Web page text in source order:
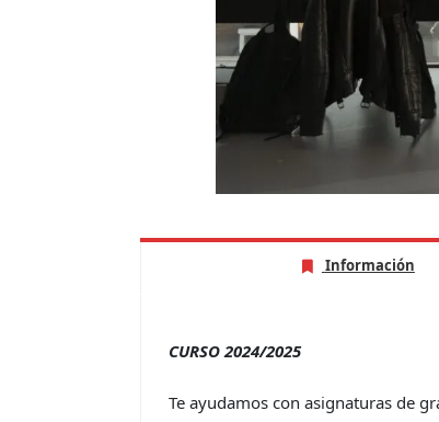
Información
CURSO 2024/2025
Te ayudamos con asignaturas de